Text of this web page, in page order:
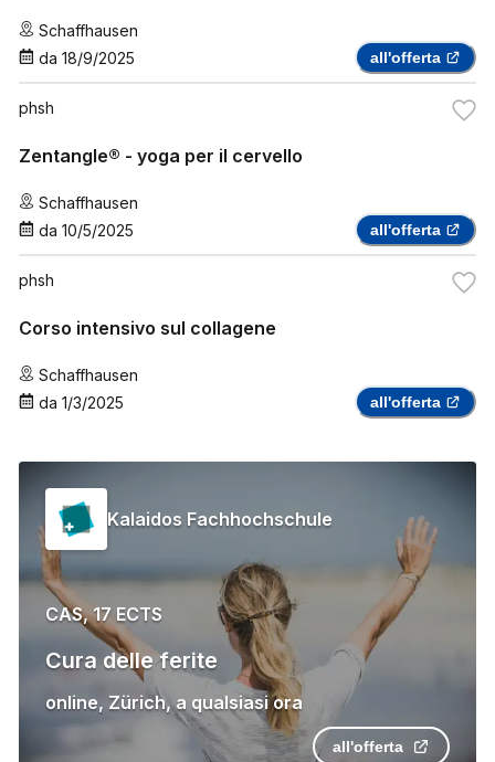
Schaffhausen
da 18/9/2025 all'offerta
phsh
Zentangle® - yoga per il cervello
Schaffhausen
da 10/5/2025 all'offerta
phsh
Corso intensivo sul collagene
Schaffhausen
da 1/3/2025 all'offerta
Kalaidos Fachhochschule
CAS, 17 ECTS
Cura delle ferite
online, Zürich,a qualsiasi ora
all'offerta